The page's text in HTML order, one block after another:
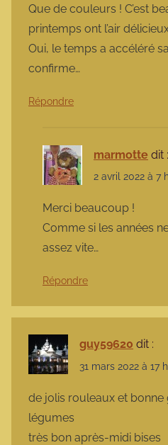
Que de couleurs ! C’est
printemps ont l’air
Oui, le temps a accéléré
confirme…
Répondre
marmotte dit :
2 avril 2022 à 7
Merci beaucoup !
Comme si les années
assez vite…
Répondre
guy59620 dit :
31 mars 2022 à 17
de jolis rouleaux et bonne
légumes
très bon après-midi bises